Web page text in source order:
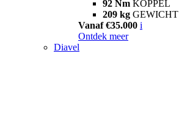
92 Nm KOPPEL
209 kg GEWICHT
Vanaf €35.000 i
Ontdek meer
Diavel